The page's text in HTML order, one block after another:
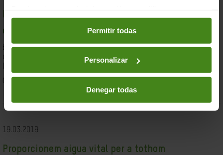
preferencias accediendo a nuestraPolítica de Cookieso
en los botones facilitados a continuación:
Permitir todas
Personalizar
Denegar todas
desigualtat a Espanya
En el marc de la lluita contra la desigualtat, Oxfam Intermón ha
desenvolupat una eina d'anàlisi estructural de les causes de
la...
Ciutadania- Governabilitat i Drets Humans
19.03.2019
Proporcionem aigua vital per a tothom